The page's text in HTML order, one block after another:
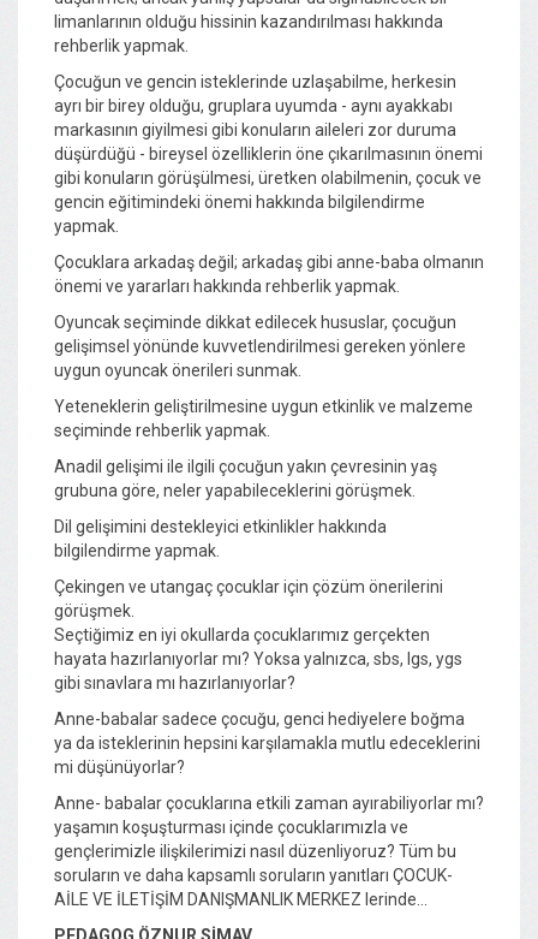
limanlarının olduğu hissinin kazandırılması hakkında
rehberlik yapmak.
Çocuğun ve gencin isteklerinde uzlaşabilme, herkesin
ayrı bir birey olduğu, gruplara uyumda - aynı ayakkabı
markasının giyilmesi gibi konuların aileleri zor duruma
düşürdüğü - bireysel özelliklerin öne çıkarılmasının önemi
gibi konuların görüşülmesi, üretken olabilmenin, çocuk ve
gencin eğitimindeki önemi hakkında bilgilendirme
yapmak.
Çocuklara arkadaş değil; arkadaş gibi anne-baba olmanın
önemi ve yararları hakkında rehberlik yapmak.
Oyuncak seçiminde dikkat edilecek hususlar, çocuğun
gelişimsel yönünde kuvvetlendirilmesi gereken yönlere
uygun oyuncak önerileri sunmak.
Yeteneklerin geliştirilmesine uygun etkinlik ve malzeme
seçiminde rehberlik yapmak.
Anadil gelişimi ile ilgili çocuğun yakın çevresinin yaş
grubuna göre, neler yapabileceklerini görüşmek.
Dil gelişimini destekleyici etkinlikler hakkında
bilgilendirme yapmak.
Çekingen ve utangaç çocuklar için çözüm önerilerini
görüşmek.
Seçtiğimiz en iyi okullarda çocuklarımız gerçekten
hayata hazırlanıyorlar mı? Yoksa yalnızca, sbs, lgs, ygs
gibi sınavlara mı hazırlanıyorlar?
Anne-babalar sadece çocuğu, genci hediyelere boğma
ya da isteklerinin hepsini karşılamakla mutlu edeceklerini
mi düşünüyorlar?
Anne- babalar çocuklarına etkili zaman ayırabiliyorlar mı?
yaşamın koşuşturması içinde çocuklarımızla ve
gençlerimizle ilişkilerimizi nasıl düzenliyoruz? Tüm bu
soruların ve daha kapsamlı soruların yanıtları ÇOCUK-
AİLE VE İLETİŞİM DANIŞMANLIK MERKEZ lerinde...
PEDAGOG ÖZNUR SİMAV